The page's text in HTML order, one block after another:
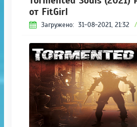
от FitGirl
Загружено: 31-08-2021, 21:32 /